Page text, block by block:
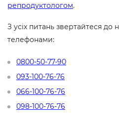
репродуктологом.
З усіх питань звертайтеся до
телефонами:
0800-50-77-90
093-100-76-76
066-100-76-76
098-100-76-76